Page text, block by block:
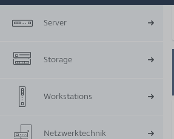
Server
Storage
Workstations
Netzwerktechnik